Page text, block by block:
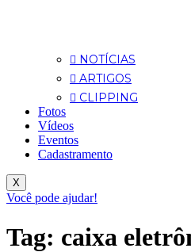
NOTÍCIAS
ARTIGOS
CLIPPING
Fotos
Vídeos
Eventos
Cadastramento
X
Você pode ajudar!
Tag: caixa